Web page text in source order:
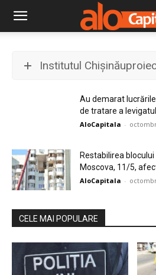
Institutul
Au demarat
de tratare a
AloCapitala -
Restabilirea blocului
Moscova, 11/5,
AloCapitala -
CELE MAI POPULARE